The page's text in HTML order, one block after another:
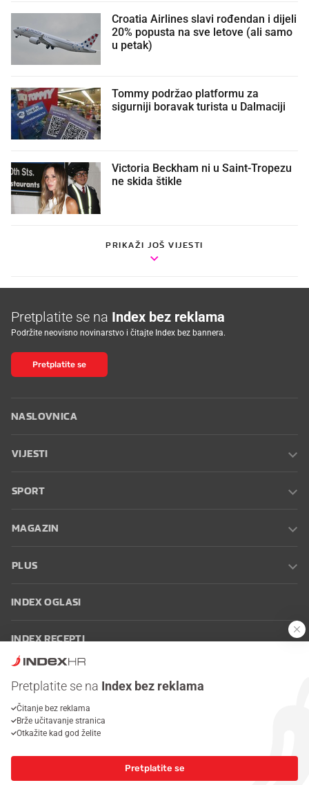
Croatia Airlines slavi rođendan i dijeli
20% popusta na sve letove (ali samo
u petak)
Tommy podržao platformu za
sigurniji boravak turista u Dalmaciji
Victoria Beckham ni u Saint-Tropezu
ne skida štikle
PRIKAŽI JOŠ VIJESTI
Pretplatite se na Index bez reklama
Podržite neovisno novinarstvo i čitajte Index bez bannera.
Pretplatite se
NASLOVNICA
VIJESTI
SPORT
MAGAZIN
PLUS
INDEX OGLASI
INDEX RECEPTI
Oglašavanje Zaposli se na Indexu
korištenja
Postavke kolačića
© 2026 Index
Pretplatite se na Index bez reklama
Čitanje bez reklama
Brže učitavanje stranica
Otkažite kad god želite
Pretplatite se